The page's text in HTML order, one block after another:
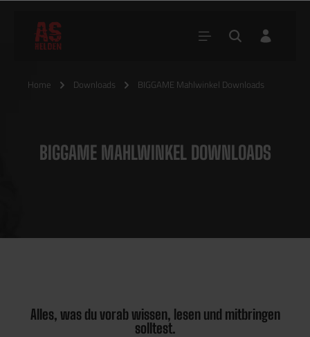
Home Downloads BIGGAME Mahlwinkel Downloads
BIGGAME MAHLWINKEL DOWNLOADS
Alles, was du vorab wissen, lesen und mitbringen
solltest.